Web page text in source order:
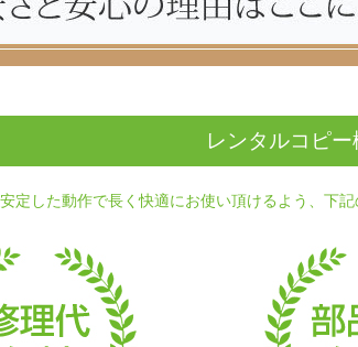
レンタルコピ
定した動作で長く快適にお使い頂けるよう、下